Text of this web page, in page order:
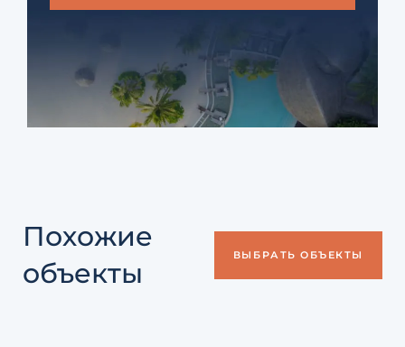
Похожие
объекты
ВЫБРАТЬ ОБЪЕКТЫ